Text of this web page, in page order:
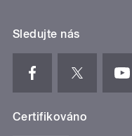
Sledujte nás
Certifikováno